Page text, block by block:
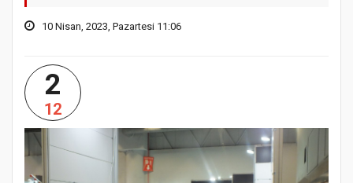
10 Nisan, 2023, Pazartesi 11:06
2
12